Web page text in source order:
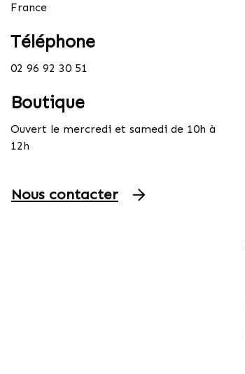
France
Téléphone
02 96 92 30 51
Boutique
Ouvert le mercredi et samedi de 10h à
12h
Nous contacter